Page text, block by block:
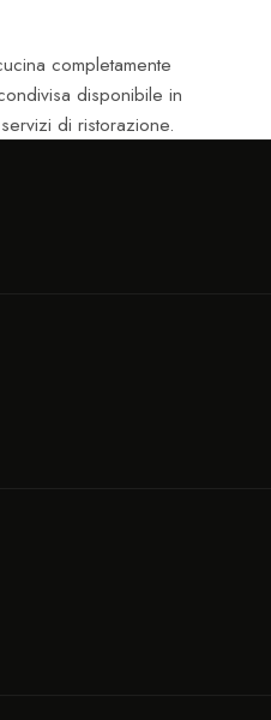
completamente
disponibile in
di ristorazione.